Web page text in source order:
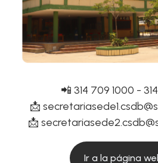
📲 314 709 1000 -
📩
📩
Ir a la página